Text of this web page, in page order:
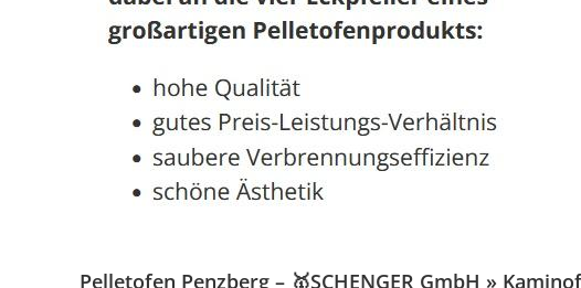
Pelletofen Penzberg – 🥇SCHENGER GmbH »